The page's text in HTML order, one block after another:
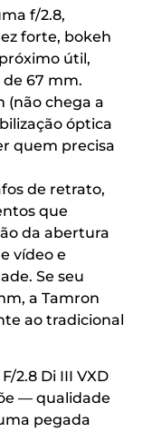
f/2.8,
forte, bokeh
útil,
67 mm.
(não chega a
óptica
quem precisa
de retrato,
que
da abertura
vídeo e
Se seu
a Tamron
ao tradicional
2.8 Di III VXD
— qualidade
pegada